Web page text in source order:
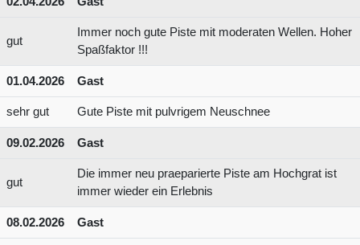
gut
Immer noch gute Piste mit moderaten Wellen. Hoher
Spaßfaktor !!!
01.04.2026 Gast
sehr gut Gute Piste mit pulvrigem Neuschnee
09.02.2026 Gast
gut
Die immer neu praeparierte Piste am Hochgrat ist
immer wieder ein Erlebnis
08.02.2026 Gast